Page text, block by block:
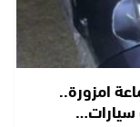
امزورة..